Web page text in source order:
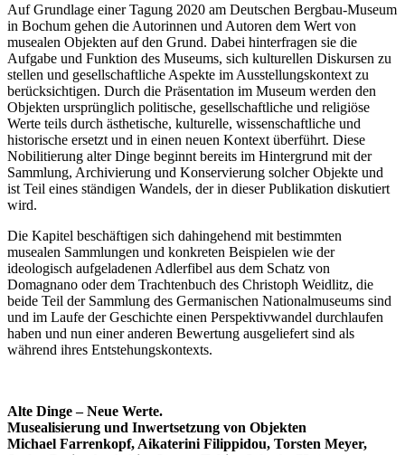
Auf Grundlage einer Tagung 2020 am Deutschen Bergbau-Museum
in Bochum gehen die Autorinnen und Autoren dem Wert von
musealen Objekten auf den Grund. Dabei hinterfragen sie die
Aufgabe und Funktion des Museums, sich kulturellen Diskursen zu
stellen und gesellschaftliche Aspekte im Ausstellungskontext zu
berücksichtigen. Durch die Präsentation im Museum werden den
Objekten ursprünglich politische, gesellschaftliche und religiöse
Werte teils durch ästhetische, kulturelle, wissenschaftliche und
historische ersetzt und in einen neuen Kontext überführt. Diese
Nobilitierung alter Dinge beginnt bereits im Hintergrund mit der
Sammlung, Archivierung und Konservierung solcher Objekte und
ist Teil eines ständigen Wandels, der in dieser Publikation diskutiert
wird.
Die Kapitel beschäftigen sich dahingehend mit bestimmten
musealen Sammlungen und konkreten Beispielen wie der
ideologisch aufgeladenen Adlerfibel aus dem Schatz von
Domagnano oder dem Trachtenbuch des Christoph Weidlitz, die
beide Teil der Sammlung des Germanischen Nationalmuseums sind
und im Laufe der Geschichte einen Perspektivwandel durchlaufen
haben und nun einer anderen Bewertung ausgeliefert sind als
während ihres Entstehungskontexts.
Alte Dinge – Neue Werte.
Musealisierung und Inwertsetzung von Objekten
Michael Farrenkopf, Aikaterini Filippidou, Torsten Meyer,